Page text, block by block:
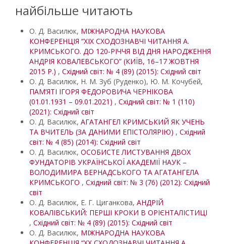
найбільше читають
О. Д. Василюк, МІЖНАРОДНА НАУКОВА
КОНФЕРЕНЦІЯ “XІX СХОДОЗНАВЧІ ЧИТАННЯ А.
КРИМСЬКОГО. ДО 120-РІЧЧЯ ВІД ДНЯ НАРОДЖЕННЯ
АНДРІЯ КОВАЛЕВСЬКОГО” (КИЇВ, 16–17 ЖОВТНЯ
2015 Р.) , Східний світ: № 4 (89) (2015): Східний світ
О. Д. Василюк, Н. М. Зуб (Руденко), Ю. М. Кочубей,
ПАМ’ЯТІ ІГОРЯ ФЕДОРОВИЧА ЧЕРНІКОВА
(01.01.1931 – 09.01.2021) , Східний світ: № 1 (110)
(2021): Східний світ
О. Д. Василюк, АГАТАНГЕЛ КРИМСЬКИЙ ЯК УЧЕНЬ
ТА ВЧИТЕЛЬ (ЗА ДАНИМИ ЕПІСТОЛЯРІЮ) , Східний
світ: № 4 (85) (2014): Східний світ
О. Д. Василюк, ОСОБИСТЕ ЛИСТУВАННЯ ДВОХ
ФУНДАТОРІВ УКРАЇНСЬКОЇ АКАДЕМІЇ НАУК –
ВОЛОДИМИРА ВЕРНАДСЬКОГО ТА АГАТАНГЕЛА
КРИМСЬКОГО , Східний світ: № 3 (76) (2012): Східний
світ
О. Д. Василюк, Е. Г. Циганкова, АНДРІЙ
КОВАЛІВСЬКИЙ: ПЕРШІ КРОКИ В ОРІЄНТАЛІСТИЦІ
, Східний світ: № 4 (89) (2015): Східний світ
О. Д. Василюк, МІЖНАРОДНА НАУКОВА